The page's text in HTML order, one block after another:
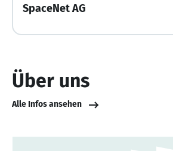
SpaceNet AG
Über uns
Alle Infos ansehen